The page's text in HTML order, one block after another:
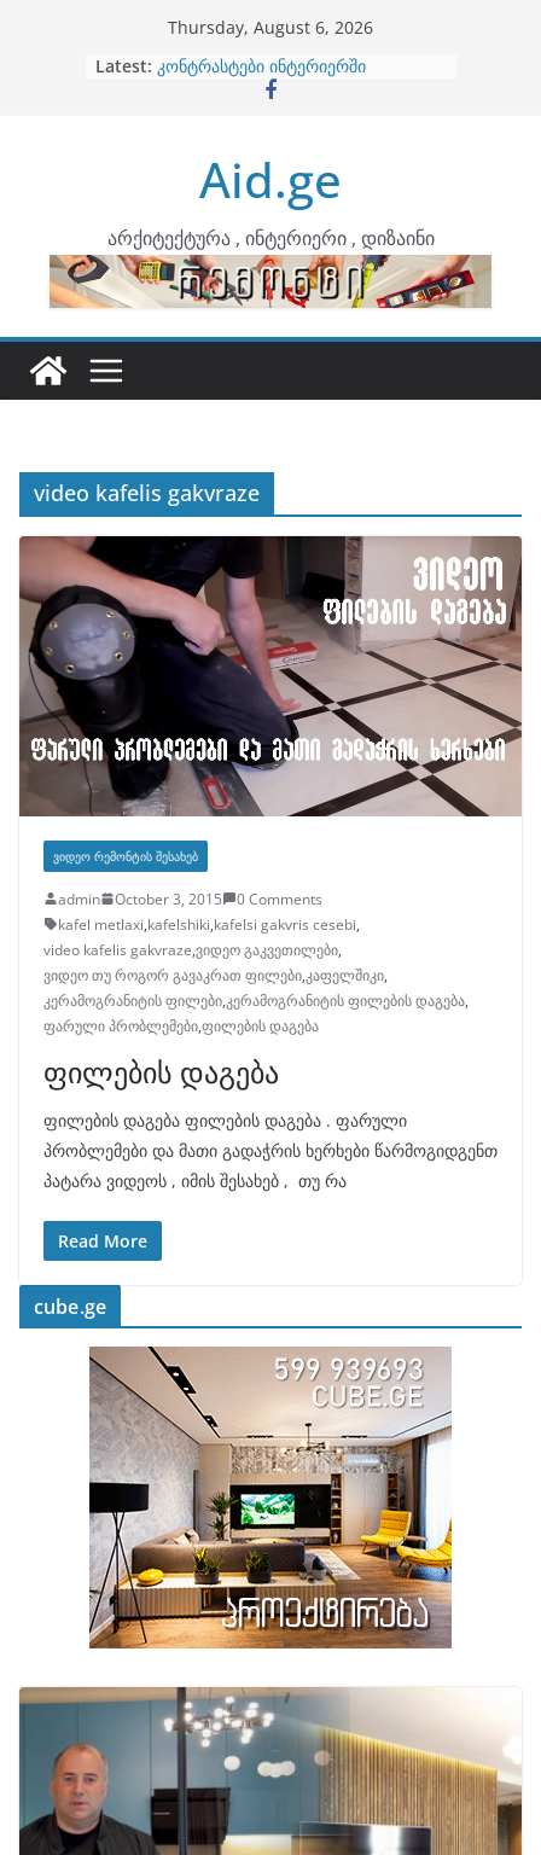
Thursday, August 6, 2026
Latest: ბინების გაერთიანება
კონტრასტები ინტერიერში
ინტერიერის დიზიანი
არტემიდი წარმოგიდგენთ
Aid.ge
არქიტექტურა , ინტერიერი , დიზაინი
video kafelis gakvraze
ᲕᲘᲓᲔᲝ ᲠᲔᲛᲝᲜᲢᲘᲡ ᲨᲔᲡᲐᲮᲔᲑ
admin October 3, 2015
0 Comments
kafel metlaxi,kafelshiki,kafelsi gakvris cesebi,
video kafelis gakvraze,ვიდეო გაკვეთილები,
ვიდეო თუ როგორ გავაკრათ ფილები,კაფელშიკი,
კერამოგრანიტის ფილები,კერამოგრანიტის ფილების დაგება,
ფარული პრობლემები,ფილების დაგება
ფილების დაგება
ფილების დაგება ფილების დაგება . ფარული
პრობლემები და მათი გადაჭრის ხერხები წარმოგიდგენთ
პატარა ვიდეოს , იმის შესახებ , თუ რა
Read More
cube.ge